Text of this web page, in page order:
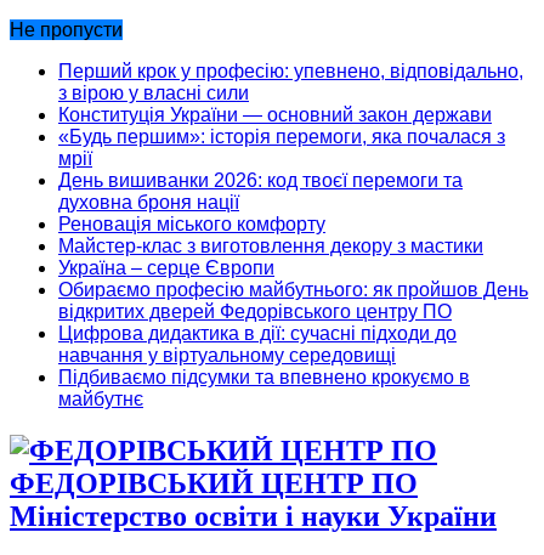
Не пропусти
Перший крок у професію: упевнено, відповідально,
з вірою у власні сили
Конституція України — основний закон держави
«Будь першим»: історія перемоги, яка почалася з
мрії
День вишиванки 2026: код твоєї перемоги та
духовна броня нації
Реновація міського комфорту
Майстер-клас з виготовлення декору з мастики
Україна – серце Європи
Обираємо професію майбутнього: як пройшов День
відкритих дверей Федорівського центру ПО
Цифрова дидактика в дії: сучасні підходи до
навчання у віртуальному середовищі
Підбиваємо підсумки та впевнено крокуємо в
майбутнє
ФЕДОРІВСЬКИЙ ЦЕНТР ПО
Міністерство освіти і науки України